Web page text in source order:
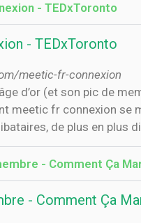
- TEDxToronto
- TEDxToronto
meetic-fr-connexion
d’or (et son pic de
meetic fr connexion se
de plus en plus
- Comment Ça
- Comment Ça